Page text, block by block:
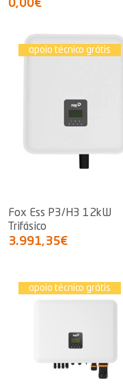
0,00€
apoio técnico grátis
Fox Ess P3/H3 12kW
Trifásico
3.991,35€
apoio técnico grátis